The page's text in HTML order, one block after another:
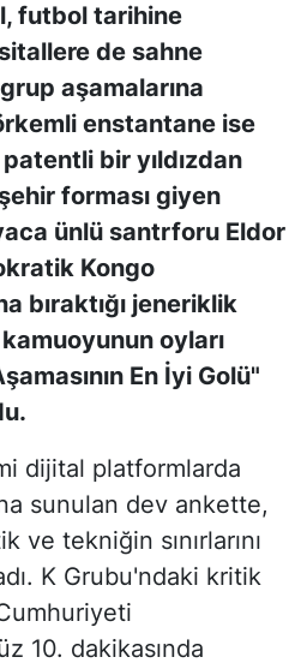
futbol tarihine
de sahne
aşamalarına
enstantane ise
bir yıldızdan
forması giyen
ünlü santrforu Eldor
Kongo
bıraktığı jeneriklik
oyları
En İyi Golü"
dijital platformlarda
sunulan dev ankette,
tekniğin sınırlarını
K Grubu'ndaki kritik
10. dakikasında